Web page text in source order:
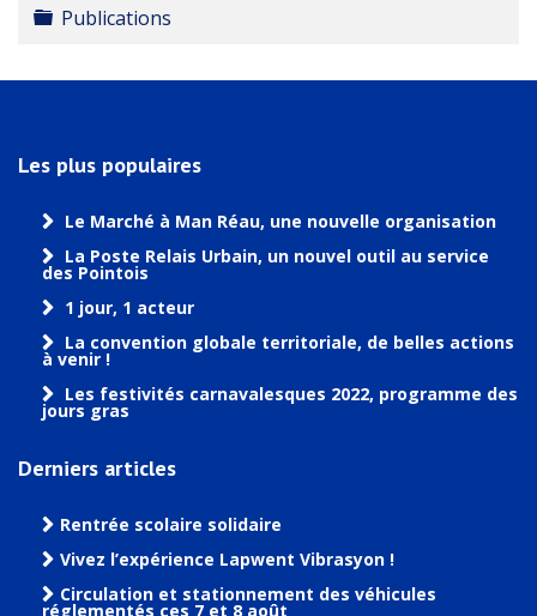
Dossier
Publications
Les plus populaires
Le Marché à Man Réau, une nouvelle organisation
La Poste Relais Urbain, un nouvel outil au service
des Pointois
1 jour, 1 acteur
La convention globale territoriale, de belles actions
à venir !
Les festivités carnavalesques 2022, programme des
jours gras
Derniers articles
Rentrée scolaire solidaire
Vivez l’expérience Lapwent Vibrasyon !
Circulation et stationnement des véhicules
réglementés ces 7 et 8 août